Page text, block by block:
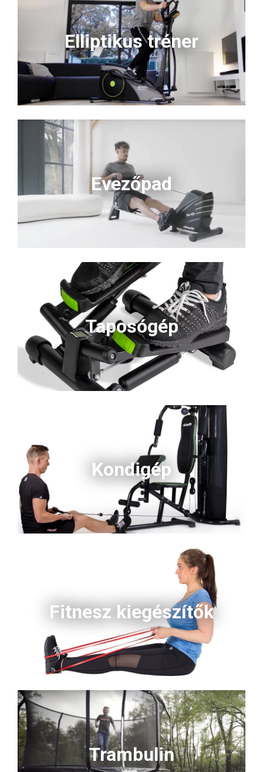
Elliptikus tréner
Evezőpad
Taposógép
Kondigép
Fitnesz kiegészítők
Trambulin